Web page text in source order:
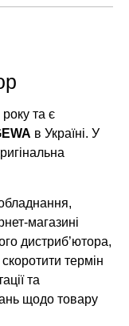
та є
в Україні. У
магазині
дистриб’ютора,
термін
та
щодо товару